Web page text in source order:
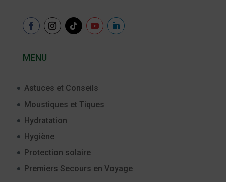
MENU
Astuces et Conseils
Moustiques et Tiques
Hydratation
Hygiène
Protection solaire
Premiers Secours en Voyage